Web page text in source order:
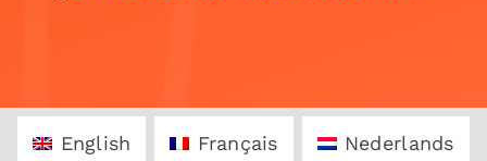
English Français Nederlands